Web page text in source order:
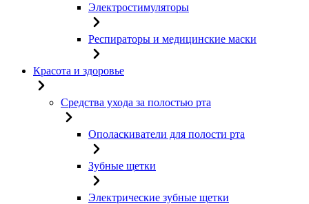
Электростимуляторы
Респираторы и медицинские маски
Красота и здоровье
Средства ухода за полостью рта
Ополаскиватели для полости рта
Зубные щетки
Электрические зубные щетки